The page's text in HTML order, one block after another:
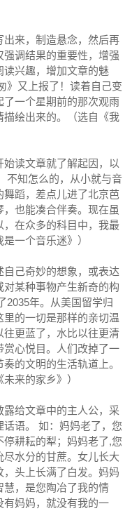
出来，制造悬念，然后再
调结果的重要性，增强
兴趣，增加文章的魅
》又上报了！读着自己变
一个星期前的那次观雨
绘出来的。（选自《我
读文章就了解起因，以
不知怎么的，从小就与音
蹈，差点儿进了北京芭
也能凑合伴奏。现在虽
在众多的科目中，我最
一个音乐迷》）
己奇妙的想象，或表达
某种事物产生新奇的构
2035年。从美国留学归
的一切是那样的亲切温
更蓝了，水比以往更清
心悦目。人们改掉了一
的文明的生活轨道上。
来的家乡》）
给文章中的主人公，采
语。 如：妈妈老了，您
耕耘的犁；妈妈老了,您
水分的甘蔗。女儿长大
头上长满了白发。妈妈
慧，是您陶冶了我的情
妈妈，就没有我的一